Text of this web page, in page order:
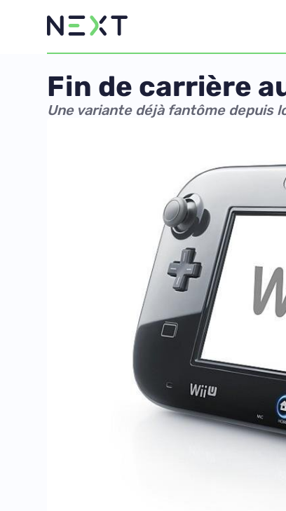
Fin de carrière
Une variante déjà fantôme depuis